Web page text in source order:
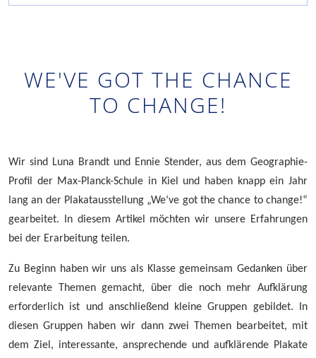
WE'VE GOT THE CHANCE
TO CHANGE!
Wir sind Luna Brandt und Ennie Stender, aus dem Geographie-
Profil der Max-Planck-Schule in Kiel und haben knapp ein Jahr
lang an der Plakatausstellung „We‘ve got the chance to change!“
gearbeitet. In diesem Artikel möchten wir unsere Erfahrungen
bei der Erarbeitung teilen.
Zu Beginn haben wir uns als Klasse gemeinsam Gedanken über
relevante Themen gemacht, über die noch mehr Aufklärung
erforderlich ist und anschließend kleine Gruppen gebildet. In
diesen Gruppen haben wir dann zwei Themen bearbeitet, mit
dem Ziel, interessante, ansprechende und aufklärende Plakate